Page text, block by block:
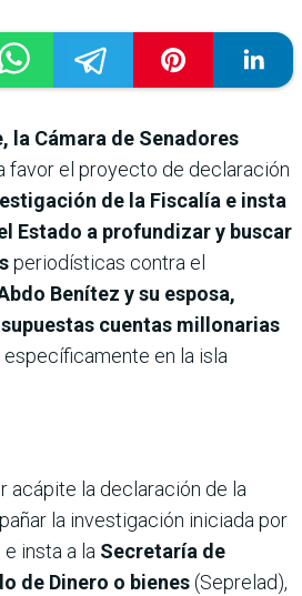
la Cámara de Senadores
favor el proyecto de declaración
de la Fiscalía e insta
Estado a profundizar y buscar
periodísticas contra el
Benítez y su esposa,
cuentas millonarias
específicamente en la isla
acápite la declaración de la
la investigación iniciada por
e insta a la Secretaría de
de Dinero o bienes(Seprelad),